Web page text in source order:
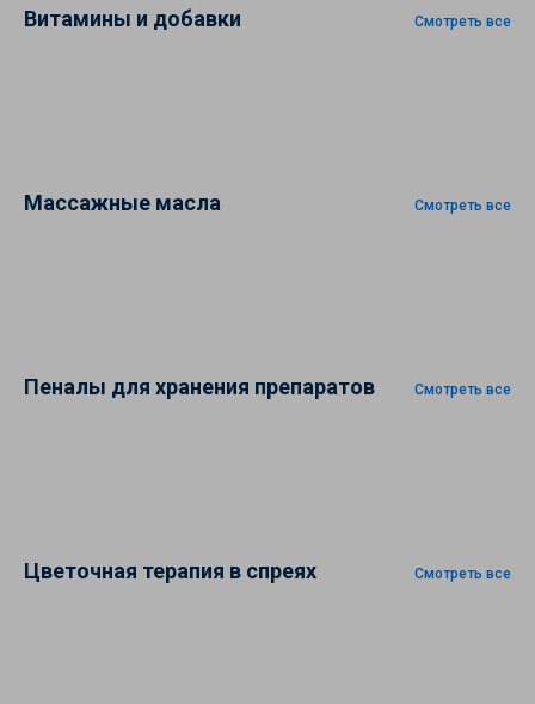
Витамины и добавки Смотреть все
Массажные масла Смотреть все
Пеналы для хранения препаратов Смотреть все
Цветочная терапия в спреях Смотреть все